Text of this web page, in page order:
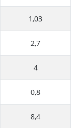
1,03
2,7
4
0,8
8,4